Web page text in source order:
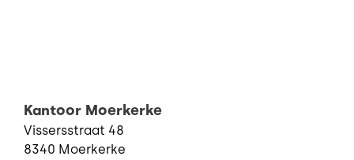
Kantoor Moerkerke
Vissersstraat 48
8340 Moerkerke